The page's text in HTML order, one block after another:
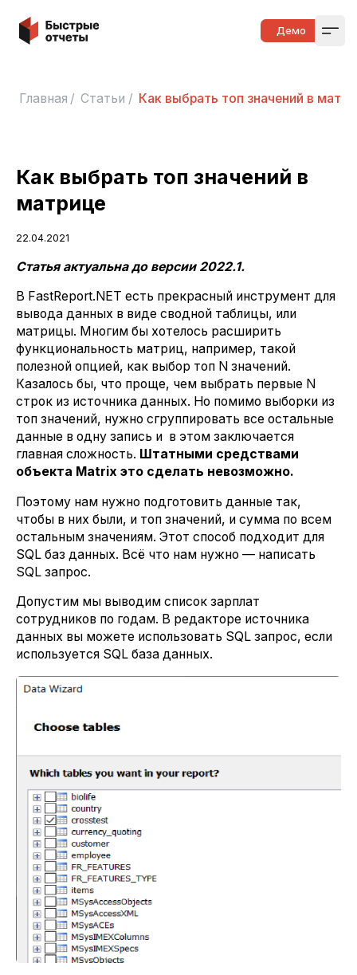
Быстрые отчеты Демо
Главная / Статьи / Как выбрать топ значений в
Как выбрать топ значений в
матрице
22.04.2021
Статья актуальна до версии 2022.1.
В FastReport.NET есть прекрасный инструмент для
вывода данных в виде сводной таблицы, или
матрицы. Многим бы хотелось расширить
функциональность матриц, например, такой
полезной опцией, как выбор топ N значений.
Казалось бы, что проще, чем выбрать первые N
строк из источника данных. Но помимо выборки из
топ значений, нужно сгруппировать все остальные
данные в одну запись и в этом заключается
главная сложность. Штатными средствами
объекта Matrix это сделать невозможно.
Поэтому нам нужно подготовить данные так,
чтобы в них были, и топ значений, и сумма по всем
остальным значениям. Этот способ подходит для
SQL баз данных. Всё что нам нужно — написать
SQL запрос.
Допустим мы выводим список зарплат
сотрудников по годам. В редакторе источника
данных вы можете использовать SQL запрос, если
используется SQL база данных.